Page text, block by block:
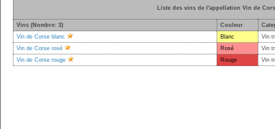
Liste des vins de l'appellation Vin de
Vins (Nombre: 3) Couleur
Vin de Corse blanc
Blanc
Vin
Vin de Corse rosé
Rosé
Vin
Vin de Corse rouge
Rouge Vin